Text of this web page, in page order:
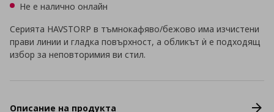
Не е налично онлайн
Серията HAVSTORP в тъмнокафяво/бежово има изчистени
прави линии и гладка повърхност, а обликът ѝ е подходящ
избор за неповторимия ви стил.
Описание на продукта